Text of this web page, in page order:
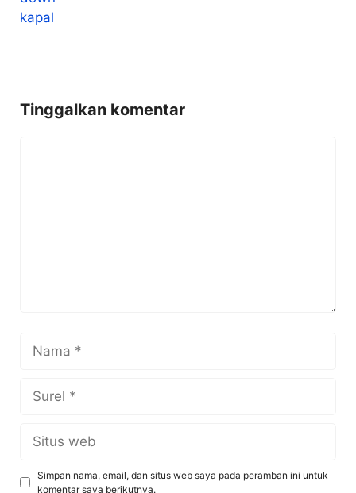
Tinggalkan komentar
web
Simpan nama, email, dan situs web saya pada peramban ini untuk
komentar saya berikutnya.